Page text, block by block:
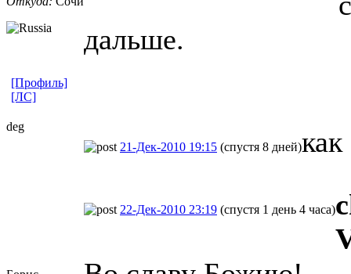
дальше.
[Профиль]
[ЛС]
deg
21-Дек-2010 19:15 (спустя 8 дней)как
22-Дек-2010 23:19 (спустя 1 день 4 часа)